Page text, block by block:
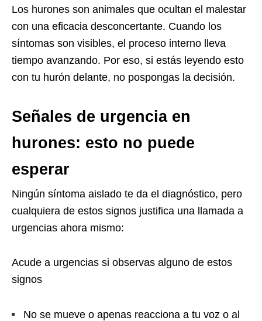
Los hurones son animales que ocultan el malestar
con una eficacia desconcertante. Cuando los
síntomas son visibles, el proceso interno lleva
tiempo avanzando. Por eso, si estás leyendo esto
con tu hurón delante, no pospongas la decisión.
Señales de urgencia en
hurones: esto no puede
esperar
Ningún síntoma aislado te da el diagnóstico, pero
cualquiera de estos signos justifica una llamada a
urgencias ahora mismo:
Acude a urgencias si observas alguno de estos
signos
No se mueve o apenas reacciona a tu voz o al